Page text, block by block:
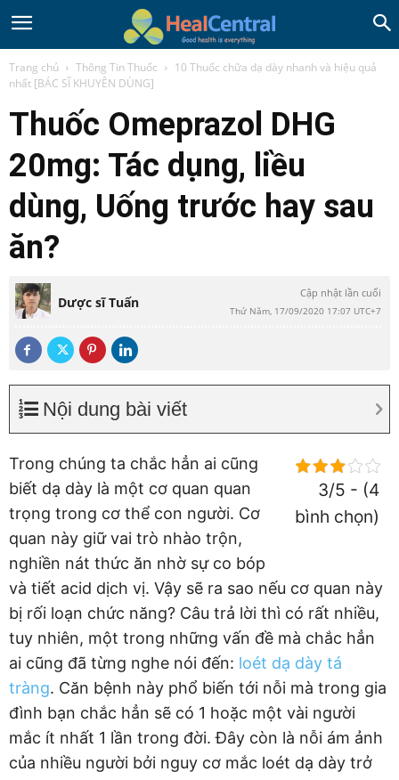
Trang chủ Thông Tin Thuốc
10 Thuốc chữa dạ dày nhanh và hiệu quả
nhất [BÁC SĨ KHUYÊN DÙNG]
Thuốc Omeprazol DHG
20mg: Tác dụng, liều
dùng, Uống trước hay sau
ăn?
Dược sĩ Tuấn
Cập nhật lần cuối
Thứ Năm, 17/09/2020 17:07 UTC+7
Nội dung bài viết
3/5 - (4
bình chọn)
Trong chúng ta chắc hẳn ai cũng
biết dạ dày là một cơ quan quan
trọng trong cơ thể con người. Cơ
quan này giữ vai trò nhào trộn,
nghiền nát thức ăn nhờ sự co bóp
và tiết acid dịch vị. Vậy sẽ ra sao nếu cơ quan này
bị rối loạn chức năng? Câu trả lời thì có rất nhiều,
tuy nhiên, một trong những vấn đề mà chắc hẳn
ai cũng đã từng nghe nói đến: loét dạ dày tá
tràng. Căn bệnh này phổ biến tới nỗi mà trong gia
đình bạn chắc hẳn sẽ có 1 hoặc một vài người
mắc ít nhất 1 lần trong đời. Đây còn là nỗi ám ảnh
của nhiều người bởi nguy cơ mắc loét dạ dày trở